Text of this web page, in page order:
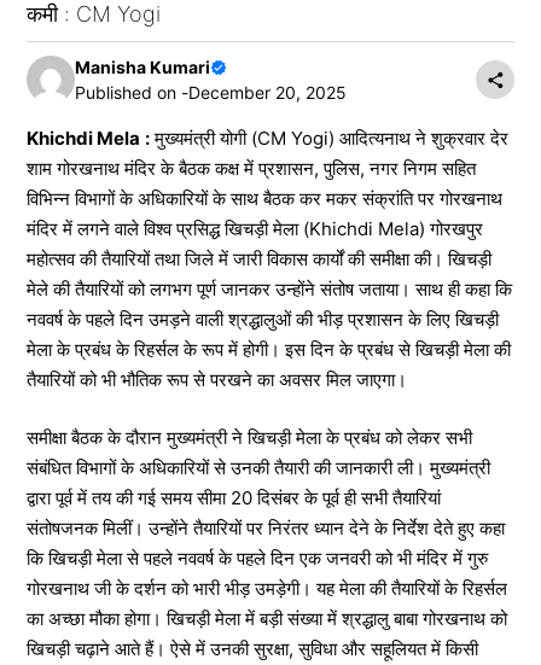
कमी : CM Yogi
Manisha Kumari
Published on -December 20, 2025
Khichdi Mela :मुख्यमंत्री योगी (CM Yogi) आदित्यनाथ ने शुक्रवार देर
शाम गोरखनाथ मंदिर के बैठक कक्ष में प्रशासन, पुलिस, नगर निगम सहित
विभिन्न विभागों के अधिकारियों के साथ बैठक कर मकर संक्रांति पर गोरखनाथ
मंदिर में लगने वाले विश्व प्रसिद्ध खिचड़ी मेला (Khichdi Mela) गोरखपुर
महोत्सव की तैयारियों तथा जिले में जारी विकास कार्यों की समीक्षा की। खिचड़ी
मेले की तैयारियों को लगभग पूर्ण जानकर उन्होंने संतोष जताया। साथ ही कहा कि
नववर्ष के पहले दिन उमड़ने वाली श्रद्धालुओं की भीड़ प्रशासन के लिए खिचड़ी
मेला के प्रबंध के रिहर्सल के रूप में होगी। इस दिन के प्रबंध से खिचड़ी मेला की
तैयारियों को भी भौतिक रूप से परखने का अवसर मिल जाएगा।
समीक्षा बैठक के दौरान मुख्यमंत्री ने खिचड़ी मेला के प्रबंध को लेकर सभी
संबंधित विभागों के अधिकारियों से उनकी तैयारी की जानकारी ली। मुख्यमंत्री
द्वारा पूर्व में तय की गई समय सीमा 20 दिसंबर के पूर्व ही सभी तैयारियां
संतोषजनक मिलीं। उन्होंने तैयारियों पर निरंतर ध्यान देने के निर्देश देते हुए कहा
कि खिचड़ी मेला से पहले नववर्ष के पहले दिन एक जनवरी को भी मंदिर में गुरु
गोरखनाथ जी के दर्शन को भारी भीड़ उमड़ेगी। यह मेला की तैयारियों के रिहर्सल
का अच्छा मौका होगा। खिचड़ी मेला में बड़ी संख्या में श्रद्धालु बाबा गोरखनाथ को
खिचड़ी चढ़ाने आते हैं। ऐसे में उनकी सुरक्षा, सुविधा और सहूलियत में किसी